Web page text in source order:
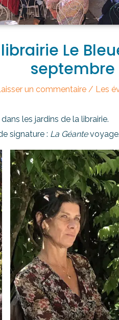
Le
septembre
un commentaire / Les
les jardins de la librairie.
signature : La Géante